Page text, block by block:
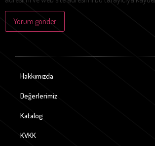
Hakkımızda
Değerlerimiz
Katalog
KVKK